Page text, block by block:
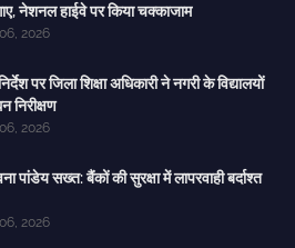
नेशनल हाईवे पर किया चक्काजाम
2026
पर जिला शिक्षा अधिकारी ने नगरी के विद्यालयों
निरीक्षण
2026
पांडेय सख्त: बैंकों की सुरक्षा में लापरवाही बर्दाश्त
2026